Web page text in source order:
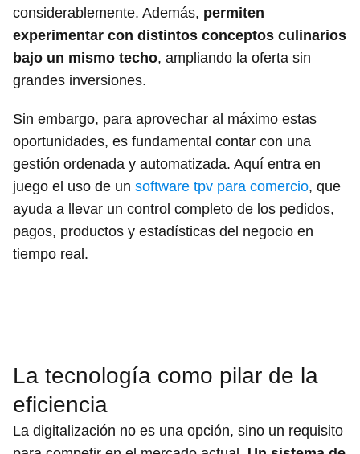
considerablemente. Además, permiten
experimentar con distintos conceptos culinarios
bajo un mismo techo, ampliando la oferta sin
grandes inversiones.
Sin embargo, para aprovechar al máximo estas
oportunidades, es fundamental contar con una
gestión ordenada y automatizada. Aquí entra en
juego el uso de un software tpv para comercio, que
ayuda a llevar un control completo de los pedidos,
pagos, productos y estadísticas del negocio en
tiempo real.
La tecnología como pilar de la
eficiencia
La digitalización no es una opción, sino un requisito